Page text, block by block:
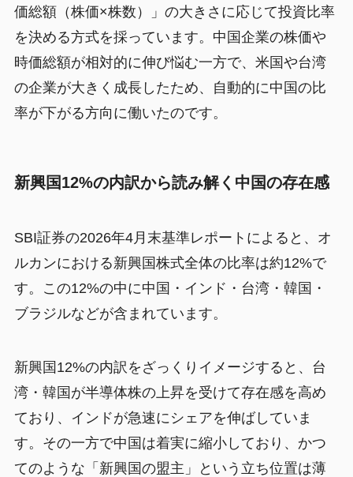
価総額（株価×株数）」の大きさに応じて投資比率
を決める方式を採っています。中国企業の株価や
時価総額が相対的に伸び悩む一方で、米国や台湾
の企業が大きく成長したため、自動的に中国の比
率が下がる方向に働いたのです。
新興国12%の内訳から読み解く中国の存在感
SBI証券の2026年4月末基準レポートによると、オ
ルカンにおける新興国株式全体の比率は約12%で
す。この12%の中に中国・インド・台湾・韓国・
ブラジルなどが含まれています。
新興国12%の内訳をざっくりイメージすると、台
湾・韓国が半導体株の上昇を受けて存在感を高め
ており、インドが急速にシェアを伸ばしていま
す。その一方で中国は着実に縮小しており、かつ
てのような「新興国の盟主」という立ち位置は薄